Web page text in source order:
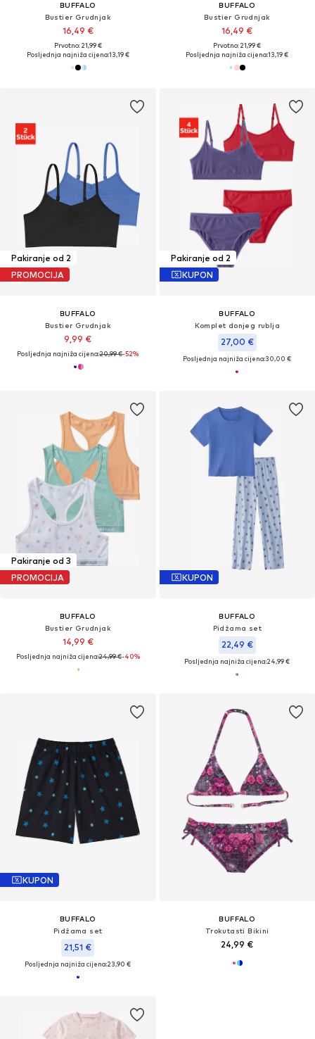
BUFFALO
Bustier Grudnjak
16,49 €
Prvotno: 21,99 €
Posljednja najniža cijena:13,19 €
BUFFALO
Bustier Grudnjak
16,49 €
Prvotno: 21,99 €
Posljednja najniža cijena:13,19 €
Pakiranje od 2
PROMOCIJA
BUFFALO
Bustier Grudnjak
9,99 €
Posljednja najniža cijena:20,99 €-52%
Pakiranje od 2
KUPON
BUFFALO
Komplet donjeg rublja
27,00 €
Posljednja najniža cijena:30,00 €
Pakiranje od 3
PROMOCIJA
BUFFALO
Bustier Grudnjak
14,99 €
Posljednja najniža cijena:24,99 €-40%
KUPON
BUFFALO
Pidžama set
22,49 €
Posljednja najniža cijena:24,99 €
KUPON
BUFFALO
Pidžama set
21,51 €
Posljednja najniža cijena:23,90 €
BUFFALO
Trokutasti Bikini
24,99 €